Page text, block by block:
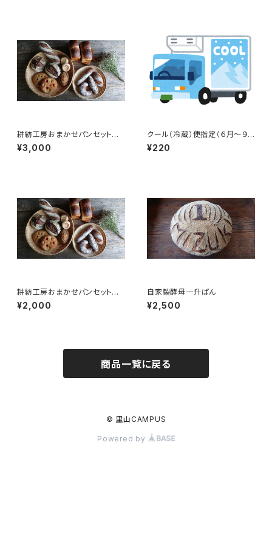
耕紡工房おまかせパンセット 3
000円
¥3,000
クール（冷蔵）便指定（６月～９
月推奨）
¥220
耕紡工房おまかせパンセット 2
000円
¥2,000
自家製酵母一升ぱん
¥2,500
商品一覧に戻る
© 里山CAMPUS
Powered by